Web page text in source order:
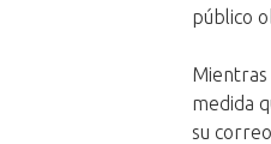
público
medida
su